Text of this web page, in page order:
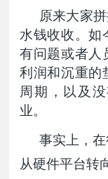
原来大家
水钱收收。如
有问题或者人
利润和沉重的
周期，以及
业。
事实上，
从硬件平台转